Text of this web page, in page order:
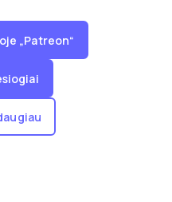
„Patreon“